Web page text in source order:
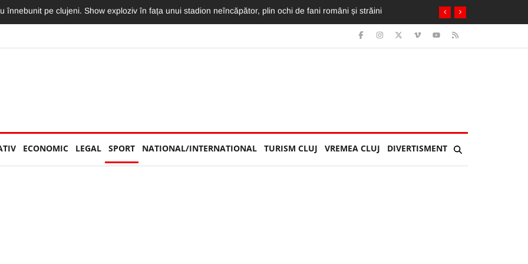
Larsson la UNTOLD 2026. Vedeta a chemat-o pe scenă să danseze alături de ea și i-a oferit un tricou semnat de ea
ECONOMIC LEGAL SPORT NATIONAL/INTERNATIONAL TURISM CLUJ VREMEA CLUJ DIVERTISMENT